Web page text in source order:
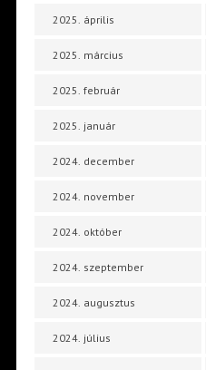
2025. április
2025. március
2025. február
2025. január
2024. december
2024. november
2024. október
2024. szeptember
2024. augusztus
2024. július